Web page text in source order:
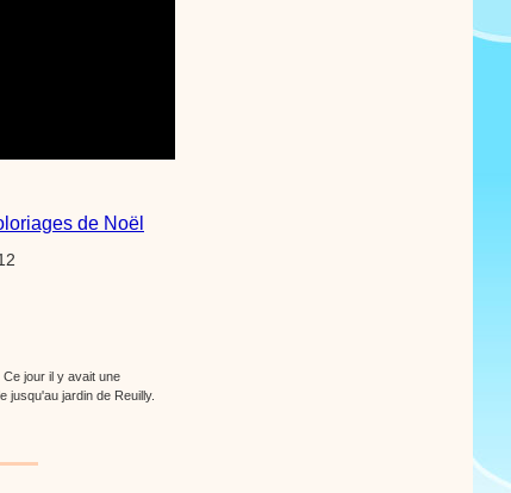
de Noël
jour il y avait une
jusqu'au jardin de Reuilly.